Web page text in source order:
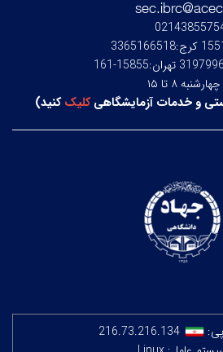
۸ تا ۱۵
و خدمات آزمایشگاهیکلیککنید)
216.73.216.134